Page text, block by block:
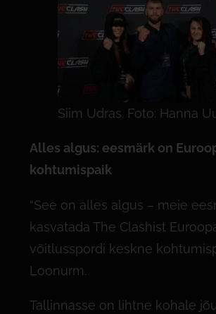
Siim Udras. Foto: Hanna
Alles algus: eesmärk on
kohtumispaik
“See on alles algus – meie
kasvatada The Clashist
võitlusspordi keskne
Loonurm.
Tallinnasse on lihtne kohale